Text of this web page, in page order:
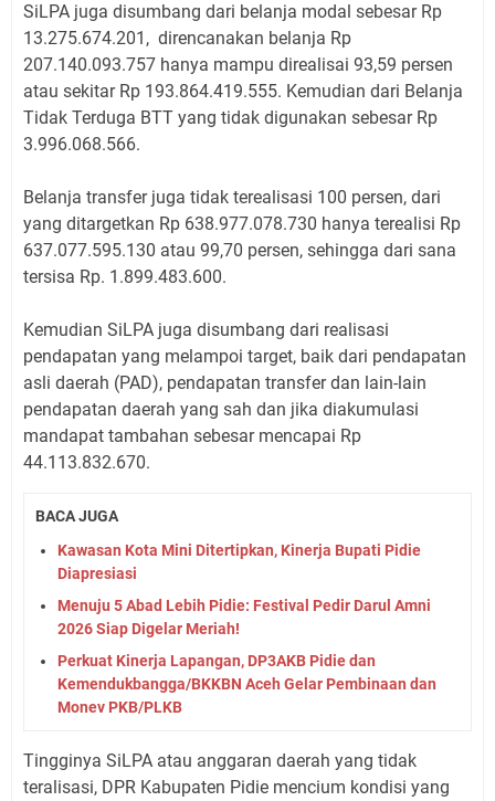
SiLPA juga disumbang dari belanja modal sebesar Rp
13.275.674.201, direncanakan belanja Rp
207.140.093.757 hanya mampu direalisai 93,59 persen
atau sekitar Rp 193.864.419.555. Kemudian dari Belanja
Tidak Terduga BTT yang tidak digunakan sebesar Rp
3.996.068.566.
Belanja transfer juga tidak terealisasi 100 persen, dari
yang ditargetkan Rp 638.977.078.730 hanya terealisi Rp
637.077.595.130 atau 99,70 persen, sehingga dari sana
tersisa Rp. 1.899.483.600.
Kemudian SiLPA juga disumbang dari realisasi
pendapatan yang melampoi target, baik dari pendapatan
asli daerah (PAD), pendapatan transfer dan lain-lain
pendapatan daerah yang sah dan jika diakumulasi
mandapat tambahan sebesar mencapai Rp
44.113.832.670.
BACA JUGA
Kawasan Kota Mini Ditertipkan, Kinerja Bupati Pidie
Diapresiasi
Menuju 5 Abad Lebih Pidie: Festival Pedir Darul Amni
2026 Siap Digelar Meriah!
Perkuat Kinerja Lapangan, DP3AKB Pidie dan
Kemendukbangga/BKKBN Aceh Gelar Pembinaan dan
Monev PKB/PLKB
Tingginya SiLPA atau anggaran daerah yang tidak
teralisasi, DPR Kabupaten Pidie mencium kondisi yang